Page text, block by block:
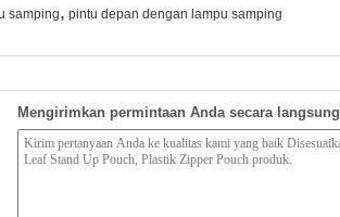
samping, pintu depan dengan lampu samping
Mengirimkan permintaan Anda secara